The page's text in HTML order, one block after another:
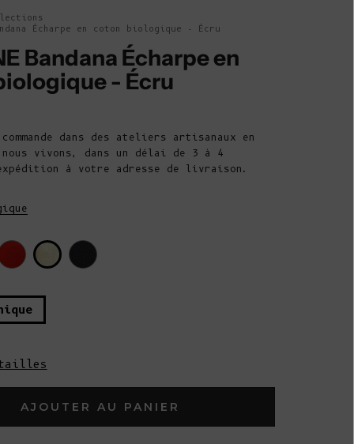
Bénin (XOF Fr)
Bermudes (USD
Bolivie (BOB
Bs.)
(USD $)
Écharpe en coton biologique - Écru
Bandana Écharpe en
- Écru
dans des ateliers artisanaux en
nous vivons, dans un délai de 3 à 4
expédition à votre adresse de livraison.
tailles
AJOUTER AU PANIER